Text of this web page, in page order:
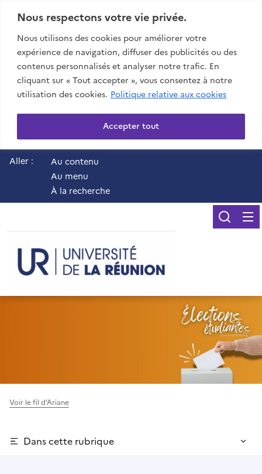
Nous respectons votre vie privée.
Nous utilisons des cookies pour améliorer votre
expérience de navigation, diffuser des publicités ou des
contenus personnalisés et analyser notre trafic. En
cliquant sur « Tout accepter », vous consentez à notre
utilisation des cookies. Politique relative aux cookies
Accepter tout
Aller :
Au contenu
Au menu
À la recherche
Voir le fil d’Ariane
Dans cette rubrique